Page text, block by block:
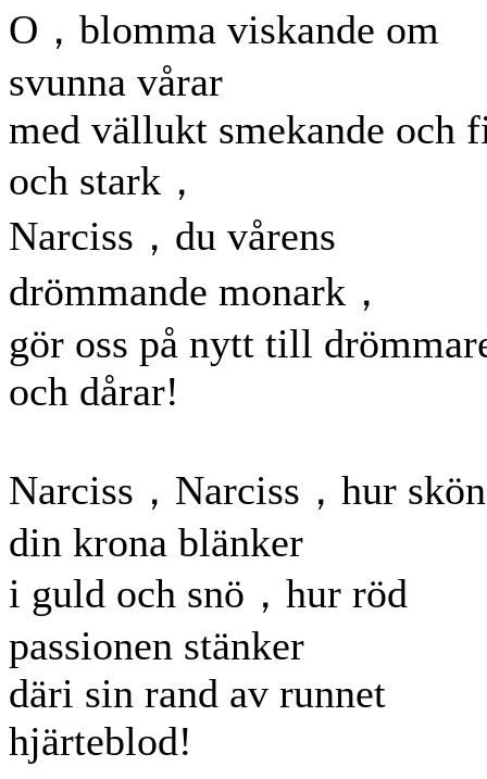
O，blomma viskande om
svunna vårar
med vällukt smekande och
och stark，
Narciss，du vårens
drömmande monark，
gör oss på nytt till
och dårar!
Narciss，Narciss，hur skön
din krona blänker
i guld och snö，hur röd
passionen stänker
däri sin rand av runnet
hjärteblod!